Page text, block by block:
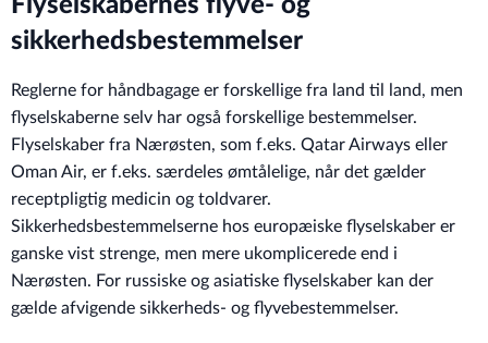
Flyselskabernes flyve- og
sikkerhedsbestemmelser
Reglerne for håndbagage er forskellige fra land til land, men
flyselskaberne selv har også forskellige bestemmelser.
Flyselskaber fra Nærøsten, som f.eks. Qatar Airways eller
Oman Air, er f.eks. særdeles ømtålelige, når det gælder
receptpligtig medicin og toldvarer.
Sikkerhedsbestemmelserne hos europæiske flyselskaber er
ganske vist strenge, men mere ukomplicerede end i
Nærøsten. For russiske og asiatiske flyselskaber kan der
gælde afvigende sikkerheds- og flyvebestemmelser.